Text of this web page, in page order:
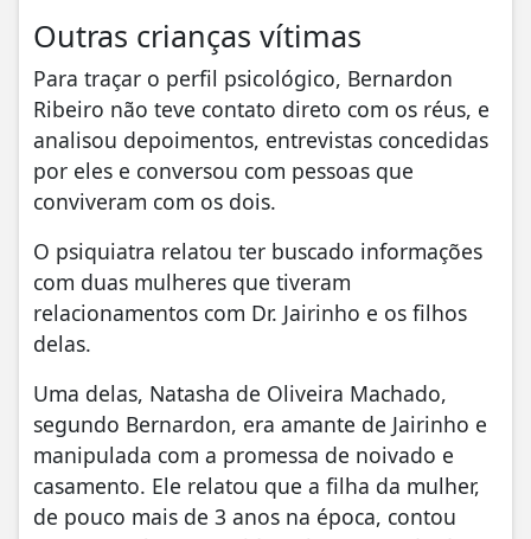
Outras crianças vítimas
Para traçar o perfil psicológico, Bernardon
Ribeiro não teve contato direto com os réus, e
analisou depoimentos, entrevistas concedidas
por eles e conversou com pessoas que
conviveram com os dois.
O psiquiatra relatou ter buscado informações
com duas mulheres que tiveram
relacionamentos com Dr. Jairinho e os filhos
delas.
Uma delas, Natasha de Oliveira Machado,
segundo Bernardon, era amante de Jairinho e
manipulada com a promessa de noivado e
casamento. Ele relatou que a filha da mulher,
de pouco mais de 3 anos na época, contou